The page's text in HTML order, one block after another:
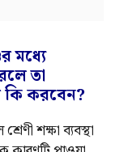
মধ্যে
তা
কি করবেন?
শক্ষা ব্যবস্থা